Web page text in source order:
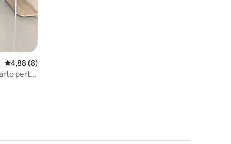
4,88 de uma avaliação média de 5, 8 avaliações
4,88 (8)
perto